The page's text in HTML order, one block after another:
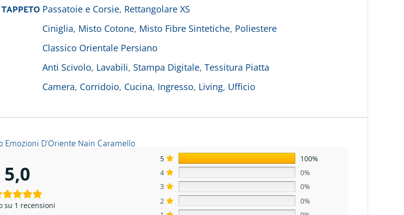
Passatoie e Corsie, Rettangolare XS
Ciniglia, Misto Cotone, Misto Fibre Sintetiche, Poliestere
Classico Orientale Persiano
Anti Scivolo, Lavabili, Stampa Digitale, Tessitura Piatta
Camera, Corridoio, Cucina, Ingresso, Living, Ufficio
Emozioni D’Oriente Nain Caramello
5,0
su 1 recensioni
5
100%
4
0%
3
0%
2
0%